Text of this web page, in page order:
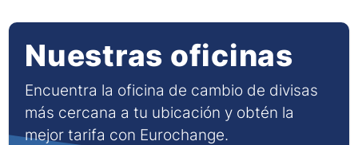
Nuestras oficinas
Encuentra la oficina de cambio de divisas
más cercana a tu ubicación y obtén la
mejor tarifa con Eurochange.